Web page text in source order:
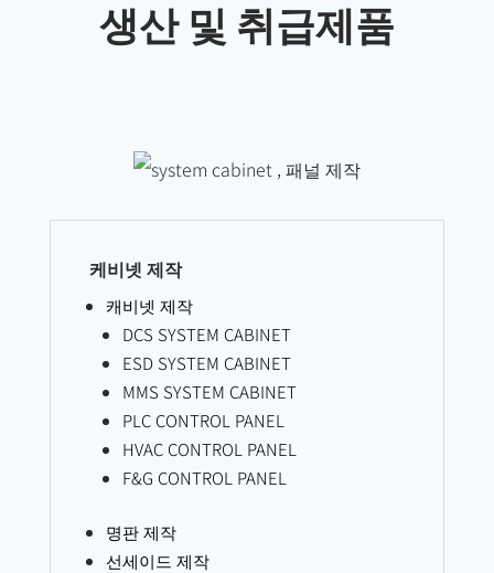
생산 및 취급제품
케비넷 제작
캐비넷 제작
DCS SYSTEM CABINET
ESD SYSTEM CABINET
MMS SYSTEM CABINET
PLC CONTROL PANEL
HVAC CONTROL PANEL
F&G CONTROL PANEL
명판 제작
선세이드 제작